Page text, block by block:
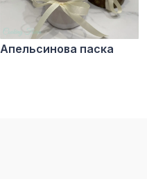
Апельсинова паска